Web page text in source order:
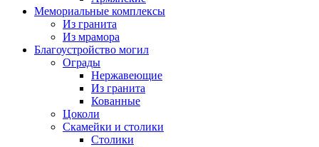
Мемориальные комплексы
Из гранита
Из мрамора
Благоустройство могил
Ограды
Нержавеющие
Из гранита
Кованные
Цоколи
Скамейки и столики
Столики